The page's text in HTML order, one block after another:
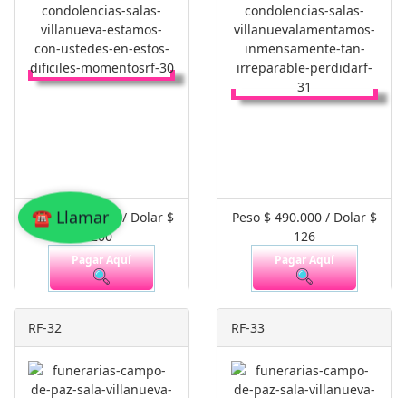
Peso $ 800.000 / Dolar $
200
Pagar Aquí
Peso $ 490.000 / Dolar $
126
Pagar Aquí
RF-32 RF-33
☎ Llamar